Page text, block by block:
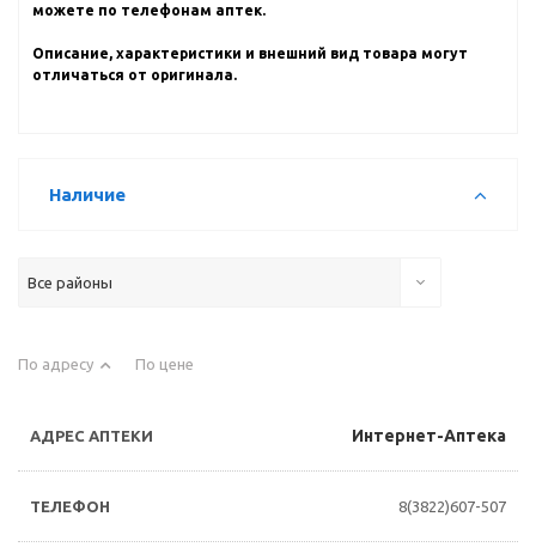
можете по телефонам аптек.
Описание, характеристики и внешний вид товара могут
отличаться от оригинала.
Наличие
Все районы
По адресу По цене
Интернет-Аптека
8(3822)607-507